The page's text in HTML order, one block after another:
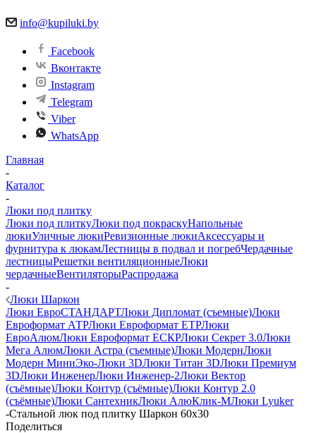
info@kupiluki.by
Facebook
Вконтакте
Instagram
Telegram
Viber
WhatsApp
Главная
-
Каталог
-
Люки под плитку
Люки под плиткуЛюки под покраскуНапольные
люкиУличные люкиРевизионные люкиАксессуары и
фурнитура к люкамЛестницы в подвал и погребЧердачные
лестницыРешетки вентиляционныеЛюки
чердачныеВентиляторыРаспродажа
-
Люки Шаркон
Люки ЕвроСТАНДАРТЛюки Дипломат (съемные)Люки
Евроформат АТРЛюки Евроформат ЕТРЛюки
ЕвроАлюмЛюки Евроформат ЕСКРЛюки Секрет 3.0Люки
Мега АлюмЛюки Астра (съемные)Люки МодернЛюки
Модерн МиниЭко-Люки 3DЛюки Титан 3DЛюки Премиум
3DЛюки ИнженерЛюки Инженер-2Люки Вектор
(съёмные)Люки Контур (съёмные)Люки Контур 2.0
(съёмные)Люки СантехникЛюки АлюКлик-МЛюки Lyuker
-Стальной люк под плитку Шаркон 60x30
Поделиться